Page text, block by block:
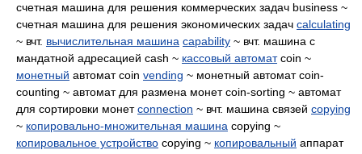
счетная машина для решения коммерческих задач business ~
счетная машина для решения экономических задач calculating
~ вчт. вычислительная машина capability ~ вчт. машина с
мандатной адресацией cash ~ кассовый автоматcoin ~
монетный автомат coin vending ~ монетный автомат coin-
counting ~ автомат для размена монет coin-sorting ~ автомат
для сортировки монетconnection ~ вчт. машина связей copying
~ копировально-множительная машина copying ~
копировальное устройство copying ~ копировальный аппарат